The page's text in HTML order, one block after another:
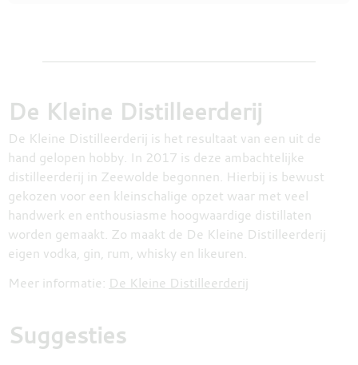
De Kleine Distilleerderij
De Kleine Distilleerderij is het resultaat van een uit de
hand gelopen hobby. In 2017 is deze ambachtelijke
distilleerderij in Zeewolde begonnen. Hierbij is bewust
gekozen voor een kleinschalige opzet waar met veel
handwerk en enthousiasme hoogwaardige distillaten
worden gemaakt. Zo maakt de De Kleine Distilleerderij
eigen vodka, gin, rum, whisky en likeuren.
Meer informatie: De Kleine Distilleerderij
Suggesties